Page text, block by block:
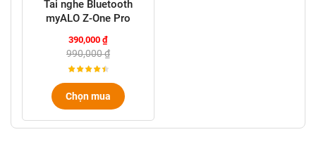
Tai nghe Bluetooth
myALO Z-One Pro
390,000 ₫
990,000 ₫
Chọn mua